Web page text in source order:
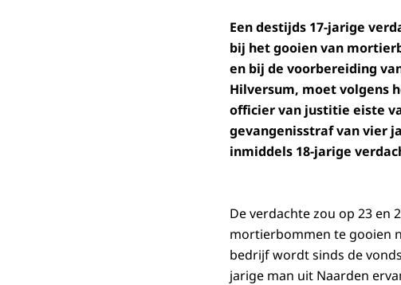
Een destijds 17-jarige
bij het gooien van
en bij de voorbereiding
Hilversum, moet volgens
officier van justitie eiste
gevangenisstraf van vier
inmiddels 18-jarige
De verdachte zou op 23 en
mortierbommen te gooien
bedrijf wordt sinds de
jarige man uit Naarden